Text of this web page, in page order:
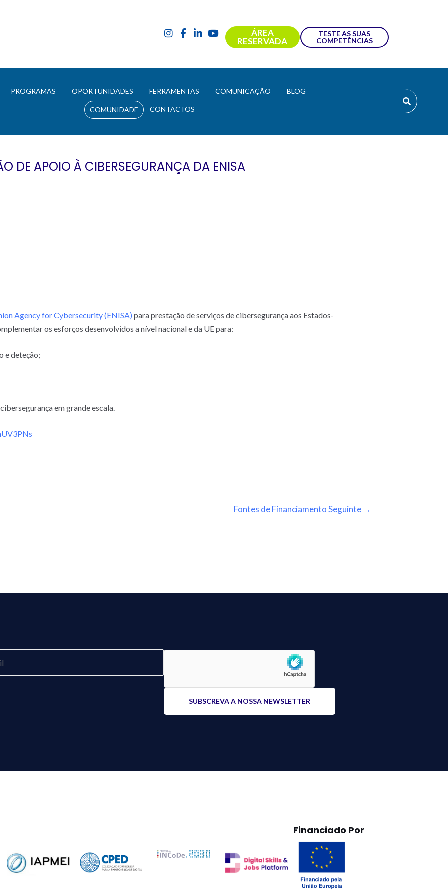
ÁREA
RESERVADA
TESTE AS SUAS
COMPETÊNCIAS
PROGRAMAS OPORTUNIDADES FERRAMENTAS COMUNICAÇÃO BLOG
COMUNIDADE CONTACTOS
DE APOIO À CIBERSEGURANÇA DA ENISA
Agency for Cybersecurity (ENISA) para prestação de serviços de cibersegurança aos Estados-
os esforços desenvolvidos a nível nacional e da UE para:
e deteção;
em grande escala.
Fontes de Financiamento Seguinte →
Financiado Por